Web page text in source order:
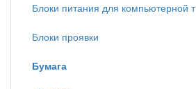
Блоки питания для компьютерной т
Блоки проявки
Бумага